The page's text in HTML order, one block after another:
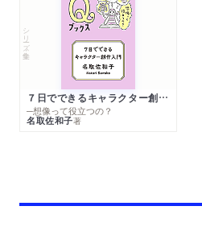
シリーズ・全集
７日でできるキャラクター創作入門
─想像って役立つの？
名取佐和子著